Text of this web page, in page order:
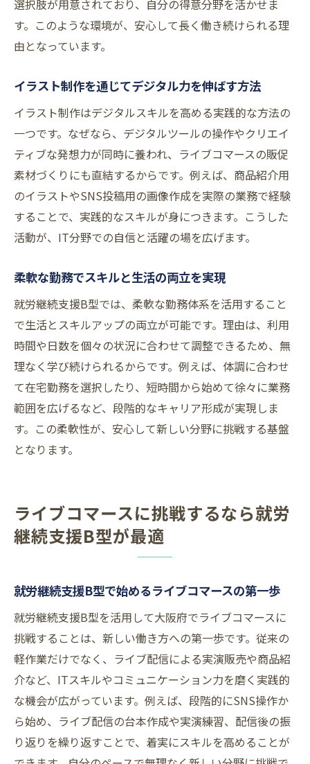
選択肢が用意されており、自分の得意分野を活かせま
す。このような環境が、安心して長く働き続けられる理
由となっています。
イラスト制作を通じてデジタル力を伸ばす方法
イラスト制作はデジタルスキルを高める実践的な方法の
一つです。なぜなら、デジタルツールの操作やクリエイ
ティブな発想力が同時に養われ、ライブコマースの販促
素材づくりにも直結するからです。例えば、商品紹介用
のイラストやSNS投稿用の画像作成を実際の業務で経験
することで、実践的なスキルが身につきます。こうした
活動が、IT分野での自信と活躍の場を広げます。
柔軟な勤務でスキルと生活の両立を実現
就労継続支援B型では、柔軟な勤務体系を活用すること
で生活とスキルアップの両立が可能です。理由は、利用
時間や日数を個々の状況に合わせて調整できるため、無
理なく学び続けられるからです。例えば、体調に合わせ
て在宅勤務を選択したり、短時間から始めて徐々に業務
範囲を広げるなど、段階的なキャリア形成が実現しま
す。この柔軟性が、安心して新しい分野に挑戦する基盤
となります。
ライブコマースに挑戦するなら就労
継続支援B型が最適
就労継続支援B型で始めるライブコマースの第一歩
就労継続支援B型を活用して大阪府でライブコマースに
挑戦することは、新しい働き方への第一歩です。従来の
軽作業だけでなく、ライブ配信による実演販売や商品紹
介など、ITスキルやコミュニケーション力を磨く実践的
な機会が広がっています。例えば、段階的にSNS操作か
ら始め、ライブ配信の台本作成や実演練習、配信後の振
り返りを繰り返すことで、着実にスキルを高めることが